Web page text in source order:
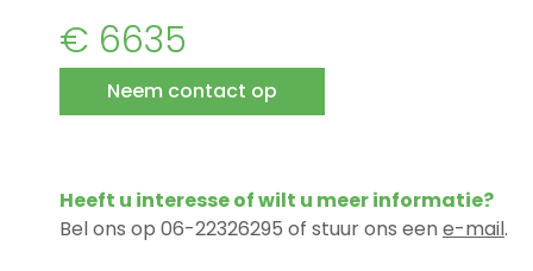
€ 6635
Neem contact op
Heeft u interesse of wilt u meer informatie?
Bel ons op 06-22326295 of stuur ons een e-mail.